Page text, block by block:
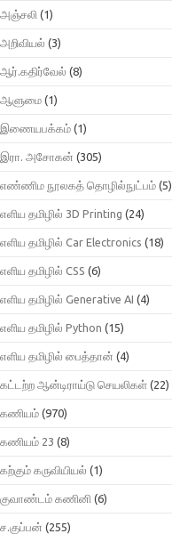
அஞ்சலி (1)
அறிவியல் (3)
ஆர்.கதிர்வேல் (8)
ஆளுமை (1)
இணையபக்கம் (1)
இரா. அசோகன் (305)
எண்ணிம நூலகத் தொழில்நுட்பம் (5)
எளிய தமிழில் 3D Printing (24)
எளிய தமிழில் Car Electronics (18)
எளிய தமிழில் CSS (6)
எளிய தமிழில் Generative AI (4)
எளிய தமிழில் Python (15)
எளிய தமிழில் பைத்தான் (4)
கட்டற்ற ஆன்டிராய்டு செயலிகள் (22)
கணியம் (970)
கணியம் 23 (8)
கற்கும் கருவியியல் (1)
குவாண்டம் கணினி (6)
ச.குப்பன் (255)